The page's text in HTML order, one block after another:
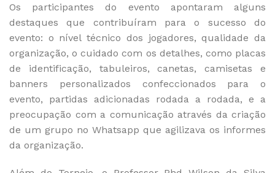
Os participantes do evento apontaram alguns
destaques que contribuíram para o sucesso do
evento: o nível técnico dos jogadores, qualidade da
organização, o cuidado com os detalhes, como placas
de identificação, tabuleiros, canetas, camisetas e
banners personalizados confeccionados para o
evento, partidas adicionadas rodada a rodada, e a
preocupação com a comunicação através da criação
de um grupo no Whatsapp que agilizava os informes
da organização.